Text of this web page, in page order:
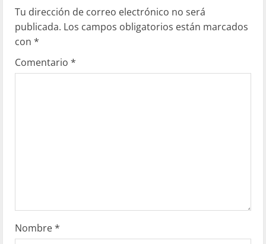
Tu dirección de correo electrónico no será
publicada. Los campos obligatorios están marcados
con *
Comentario *
Nombre*